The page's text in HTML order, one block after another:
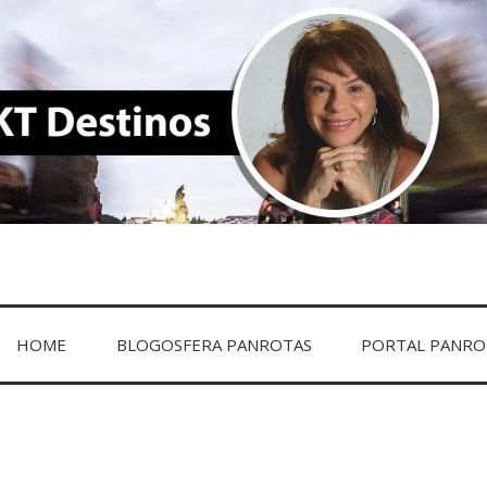
HOME BLOGOSFERA PANROTAS PORTAL